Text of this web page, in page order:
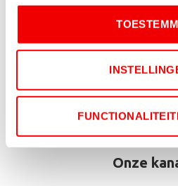
‘Toestemming’ te klikken, ga je
en
Als je weigert, dan wordt een
geplaatst. Dit is nodig om te
worden gevolgd.
Onze